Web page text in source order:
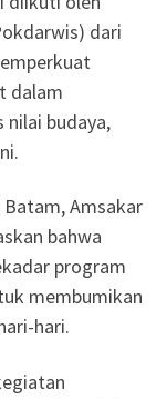
dari
dalam
nilai budaya,
Amsakar
bahwa
program
membumikan
hari.